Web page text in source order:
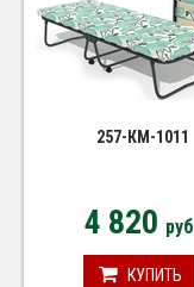
257-КМ-1011
4 820 руб
КУПИТЬ